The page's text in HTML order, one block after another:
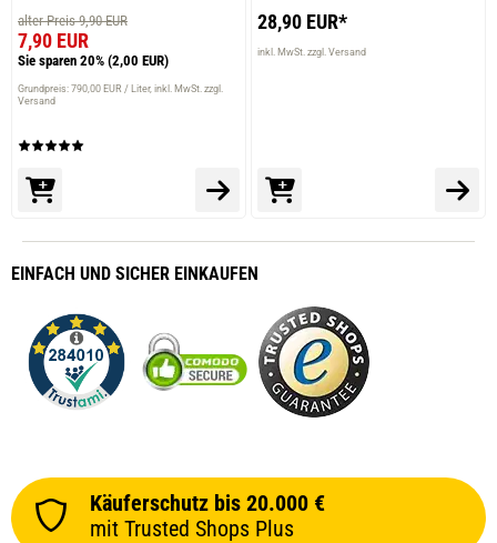
alter Preis 9,90 EUR
7,90 EUR
Sie sparen 20% (2,00 EUR)
Grundpreis: 790,00 EUR / Liter inkl. MwSt. zzgl.
Versand
28,90 EUR*
inkl. MwSt. zzgl. Versand
EINFACH UND SICHER EINKAUFEN
Käuferschutz bis 20.000 €
mit Trusted Shops Plus